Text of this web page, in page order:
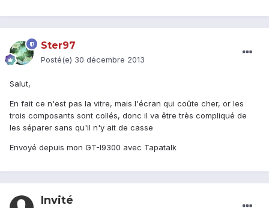
Ster97
Posté(e) 30 décembre 2013
Salut,
En fait ce n'est pas la vitre, mais l'écran qui coûte cher, or les
trois composants sont collés, donc il va être très compliqué de
les séparer sans qu'il n'y ait de casse
Envoyé depuis mon GT-I9300 avec Tapatalk
Invité